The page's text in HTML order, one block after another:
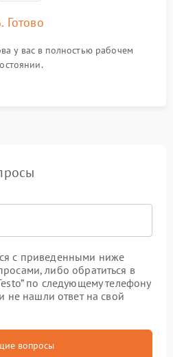
Готово
у вас в полностью рабочем
с приведенными ниже
либо обратиться в
по следующему телефону
не нашли ответ на свой
вопросы